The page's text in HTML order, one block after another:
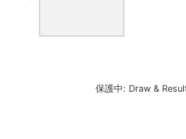
保護中: Draw &